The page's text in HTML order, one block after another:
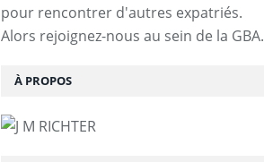
pour rencontrer d'autres expatriés.
Alors rejoignez-nous au sein de la GBA.
À PROPOS